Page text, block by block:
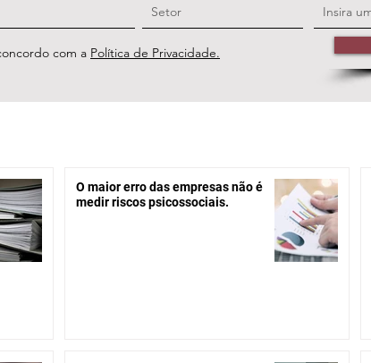
com a Política de Privacidade.
O maior erro das empresas não é
medir riscos psicossociais.